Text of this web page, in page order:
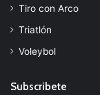
Tiro con Arco
Triatlón
Voleybol
Subscribete